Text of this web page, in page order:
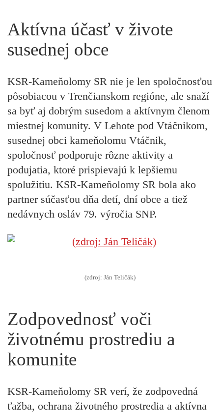
Aktívna účasť v živote
susednej obce
KSR-Kameňolomy SR nie je len spoločnosťou
pôsobiacou v Trenčianskom regióne, ale snaží
sa byť aj dobrým susedom a aktívnym členom
miestnej komunity. V Lehote pod Vtáčnikom,
susednej obci kameňolomu Vtáčnik,
spoločnosť podporuje rôzne aktivity a
podujatia, ktoré prispievajú k lepšiemu
spolužitiu. KSR-Kameňolomy SR bola ako
partner súčasťou dňa detí, dní obce a tiež
nedávnych osláv 79. výročia SNP.
(zdroj: Ján Teličák)
Zodpovednosť voči
životnému prostrediu a
komunite
KSR-Kameňolomy SR verí, že zodpovedná
ťažba, ochrana životného prostredia a aktívna